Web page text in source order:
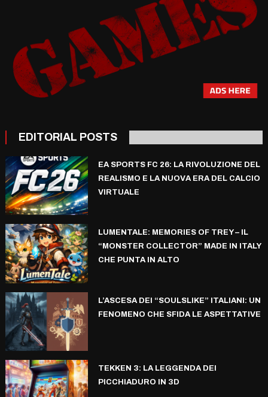
EDITORIAL POSTS
EA SPORTS FC 26: LA RIVOLUZIONE DEL
REALISMO E LA NUOVA ERA DEL CALCIO
VIRTUALE
LUMENTALE: MEMORIES OF TREY – IL
“MONSTER COLLECTOR” MADE IN ITALY
CHE PUNTA IN ALTO
L’ASCESA DEI “SOULSLIKE” ITALIANI: UN
FENOMENO CHE SFIDA LE ASPETTATIVE
TEKKEN 3: LA LEGGENDA DEI
PICCHIADURO IN 3D